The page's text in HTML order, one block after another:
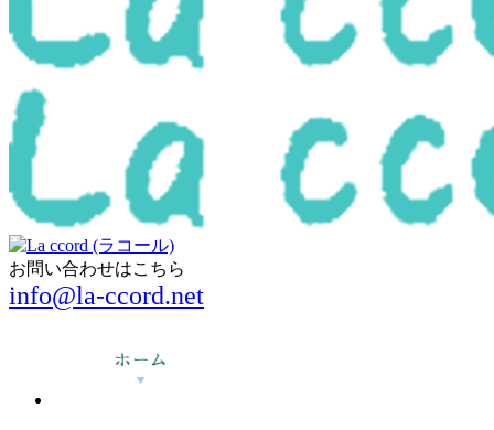
お問い合わせはこちら
info@la-ccord.net